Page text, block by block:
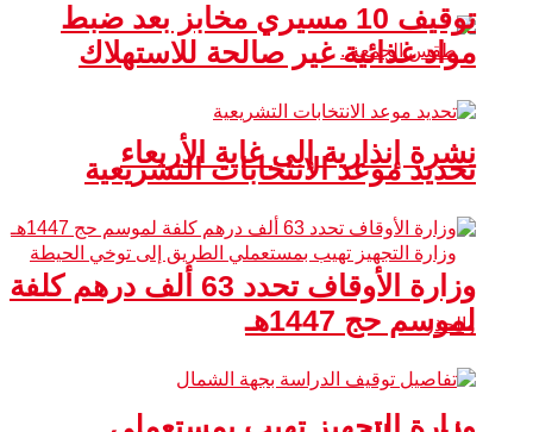
نشرة إنذارية إلى غاية الأربعاء
توقيف 10 مسيري مخابز بعد ضبط
مواد غذائية غير صالحة للاستهلاك
تحديد موعد الانتخابات التشريعية
وزارة الأوقاف تحدد 63 ألف درهم كلفة
لموسم حج 1447هـ